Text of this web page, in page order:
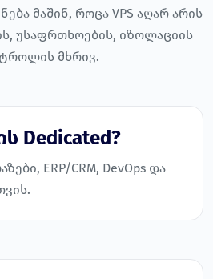
მაშინ, როცა VPS აღარ არის
უსაფრთხოების, იზოლაციის
მხრივ.
Dedicated?
ERP/CRM, DevOps და